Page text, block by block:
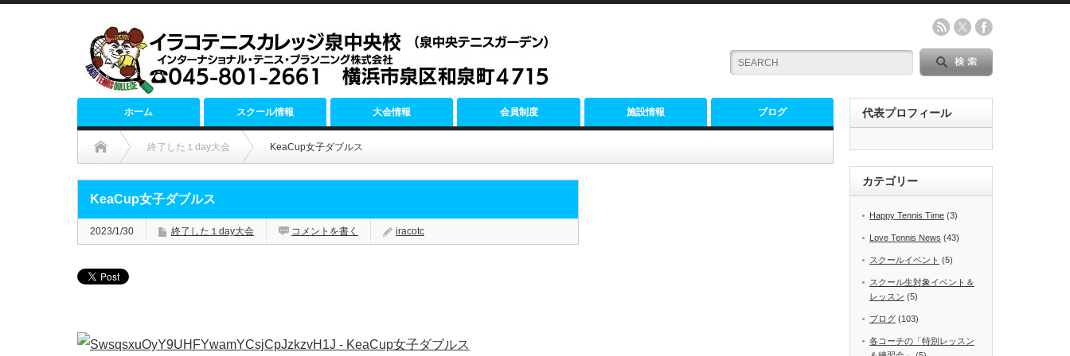
ホーム スクール情報 大会情報 会員制度 施設情報 ブログ
終了した１day大会 KeaCup女子ダブルス
KeaCup女子ダブルス
2023/1/30 終了した１day大会 コメントを書く iracotc
代表プロフィール
カテゴリー
Happy Tennis Time (3)
Love Tennis News (43)
スクールイベント (5)
スクール生対象イベント＆
レッスン (5)
ブログ (103)
各コーチの「特別レッスン